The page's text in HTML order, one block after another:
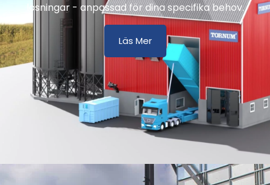
lösningar - anpassad för dina specifika behov.
Läs Mer